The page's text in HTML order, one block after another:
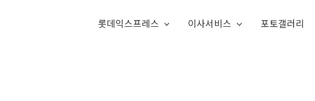
롯데익스프레스 이사서비스 포토갤러리